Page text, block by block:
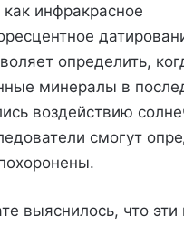
как инфракрасное
определить,
минералы в
воздействию
смогут
выяснилось, что